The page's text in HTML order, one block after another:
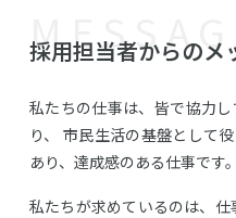
採用担当者からのメ
私たちの仕事は、皆で協力
り、
市民生活の基盤として
あり、達成感のある仕事です。
私たちが求めているのは、仕